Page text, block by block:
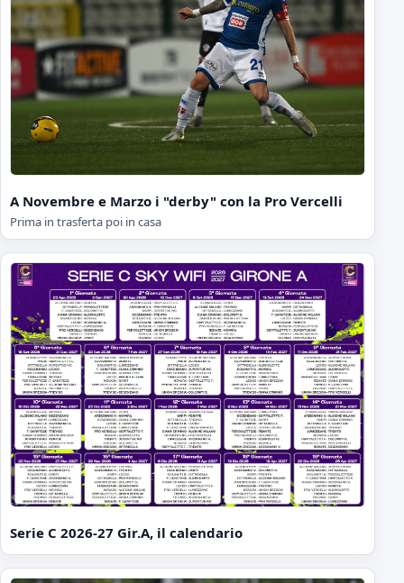
A Novembre e Marzo i "derby" con la Pro Vercelli
Prima in trasferta poi in casa
Serie C 2026-27 Gir.A, il calendario